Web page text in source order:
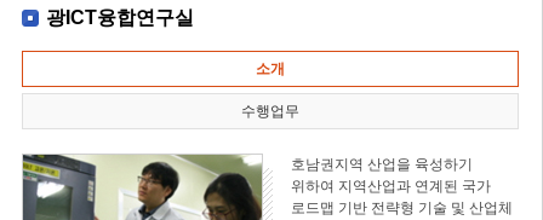
광ICT융합연구실
소개
수행업무
호남권지역 산업을 육성하기
위하여 지역산업과 연계된 국가
로드맵 기반 전략형 기술 및 산업체